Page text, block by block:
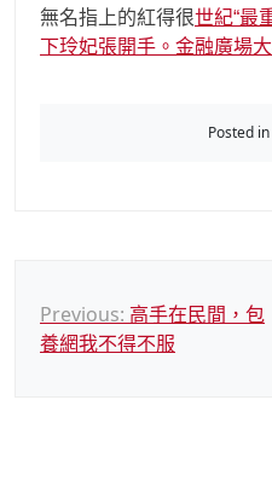
無名指上的紅得很世紀“最
下玲妃張開手。金融廣場
Posted
文
章
Previous: 高手在民間，包
養網我不得不服